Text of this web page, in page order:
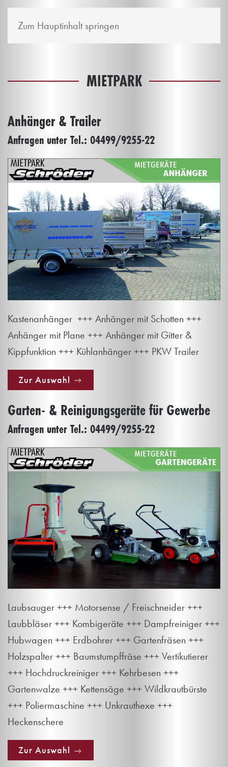
Zum Hauptinhalt springen
MIETPARK
Anhänger & Trailer
Anfragen unter Tel.: 04499/9255-22
Kastenanhänger +++ Anhänger mit Schotten +++
Anhänger mit Plane +++ Anhänger mit Gitter &
Kippfunktion +++ Kühlanhänger +++ PKW Trailer
Zur Auswahl
Garten- & Reinigungsgeräte für Gewerbe
Anfragen unter Tel.: 04499/9255-22
Laubsauger +++ Motorsense / Freischneider +++
Laubbläser +++ Kombigeräte +++ Dampfreiniger +++
Hubwagen +++ Erdbohrer +++ Gartenfräsen +++
Holzspalter +++ Baumstumpffräse +++ Vertikutierer
+++ Hochdruckreiniger +++ Kehrbesen +++
Gartenwalze +++ Kettensäge +++ Wildkrautbürste
+++ Poliermaschine +++ Unkrauthexe +++
Heckenschere
Zur Auswahl